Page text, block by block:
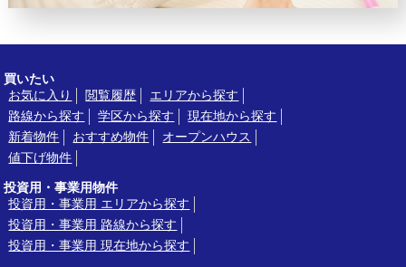
買いたい
お気に入り
閲覧履歴
エリアから探す
路線から探す
学区から探す
現在地から探す
新着物件
おすすめ物件
オープンハウス
値下げ物件
投資用・事業用物件
投資用・事業用 エリアから探す
投資用・事業用 路線から探す
投資用・事業用 現在地から探す